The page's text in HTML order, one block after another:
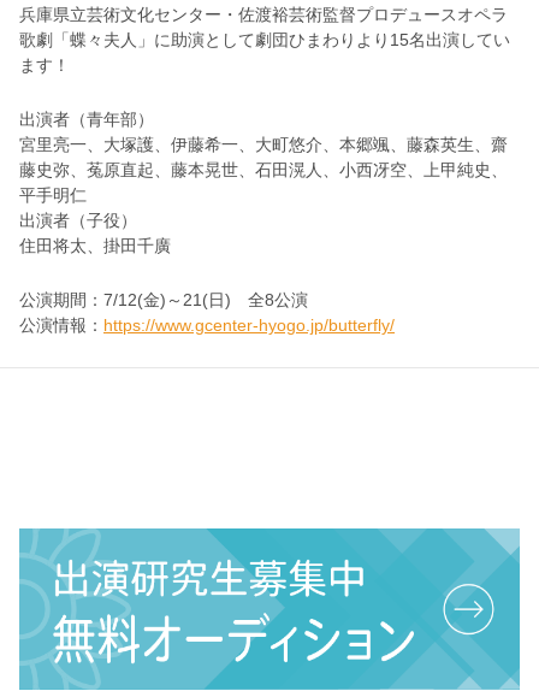
兵庫県立芸術文化センター・佐渡裕芸術監督プロデュースオペラ
歌劇「蝶々夫人」に助演として劇団ひまわりより15名出演してい
ます！
出演者（青年部）
宮里亮一、大塚護、伊藤希一、大町悠介、本郷颯、藤森英生、齋
藤史弥、菟原直起、藤本晃世、石田滉人、小西冴空、上甲純史、
平手明仁
出演者（子役）
住田将太、掛田千廣
公演期間：7/12(金)～21(日) 全8公演
公演情報： https://www.gcenter-hyogo.jp/butterfly/